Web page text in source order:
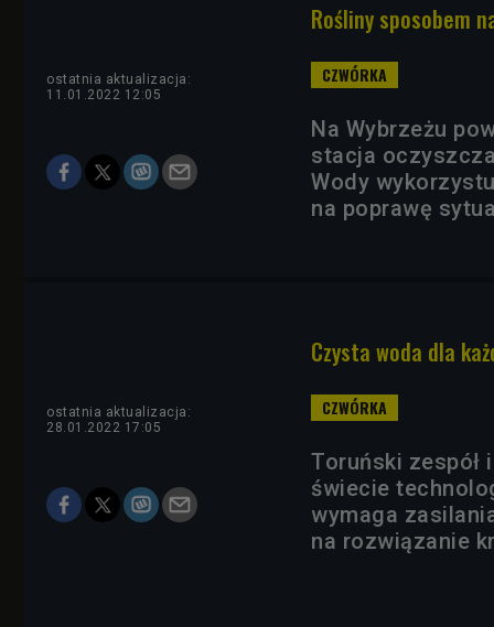
Rośliny sposobem
ostatnia aktualizacja:
11.01.2022 12:05
Na Wybrzeżu
stacja
Wody
na poprawę
Czysta woda dla
ostatnia aktualizacja:
28.01.2022 17:05
Toruński zespół
świecie
wymaga
na rozwiązanie